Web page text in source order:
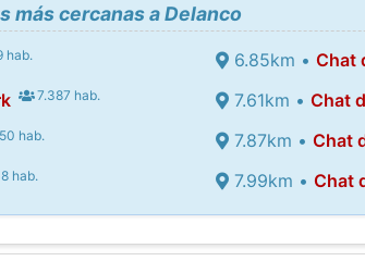
más cercanas a Delanco
hab.
7.387 hab.
hab.
hab.
6.85km •Chat
7.61km •Chat
7.87km •Chat
7.99km •Chat